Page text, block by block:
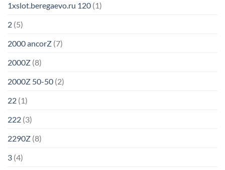
1xslot.beregaevo.ru 120 (1)
2 (5)
2000 ancorZ (7)
2000Z (8)
2000Z 50-50 (2)
22 (1)
222 (3)
2290Z (8)
3 (4)